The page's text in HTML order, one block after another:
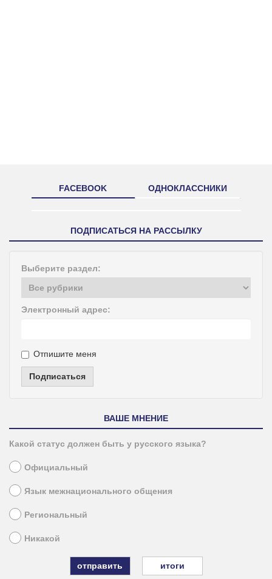
FACEBOOK ОДНОКЛАССНИКИ
ПОДПИСАТЬСЯ НА РАССЫЛКУ
Выберите раздел:
Электронный адрес:
Отпишите меня
Подписаться
ВАШЕ МНЕНИЕ
Какой статус должен быть у русского языка?
Официальный
Язык межнационального общения
Региональный
Никакой
итоги